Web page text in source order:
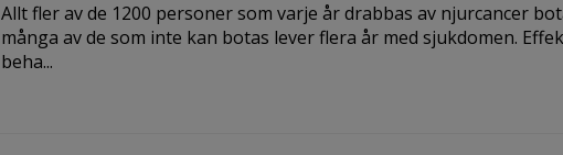
Allt fler av de 1200 personer som varje år drabbas av njurcancer
många av de som inte kan botas lever flera år med sjukdomen.
beha...